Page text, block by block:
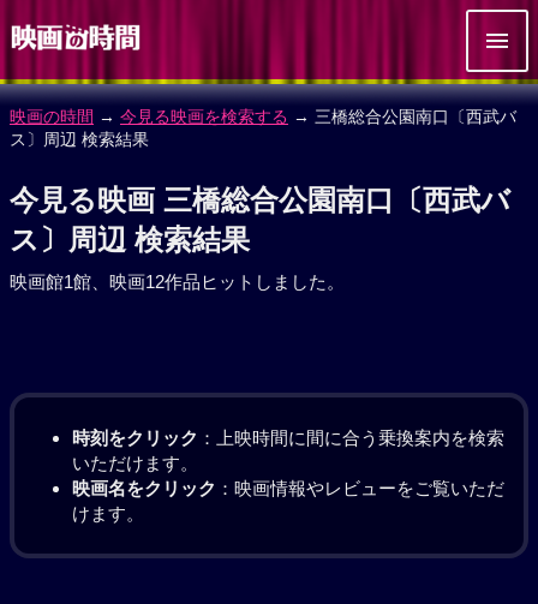
映画の時間 → 今見る映画を検索する → 三橋総合公園南口〔西武バ
ス〕周辺 検索結果
今見る映画 三橋総合公園南口〔西武バ
ス〕周辺 検索結果
映画館1館、映画12作品ヒットしました。
時刻をクリック ：上映時間に間に合う乗換案内を検索
いただけます。
映画名をクリック ：映画情報やレビューをご覧いただ
けます。